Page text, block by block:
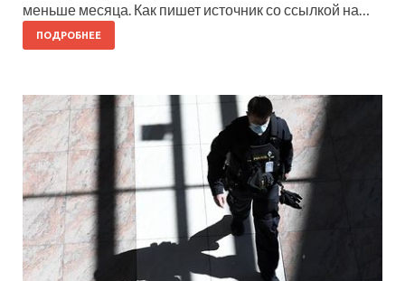
меньше месяца. Как пишет источник со ссылкой на…
ПОДРОБНЕЕ